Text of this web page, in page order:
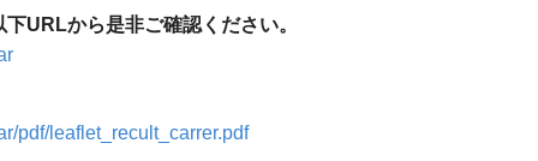
URLから是非ご確認ください。
pdf/leaflet_recult_carrer.pdf